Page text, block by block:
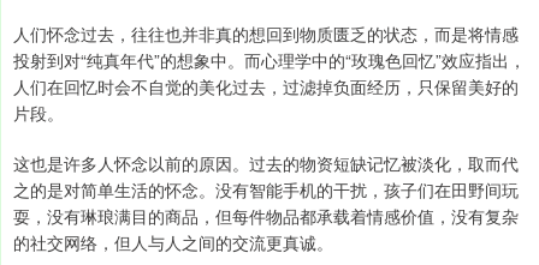
人们怀念过去，往往也并非真的想回到物质匮乏的状态，而是将情感
投射到对“纯真年代”的想象中。而心理学中的“玫瑰色回忆”效应指出，
人们在回忆时会不自觉的美化过去，过滤掉负面经历，只保留美好的
片段。
这也是许多人怀念以前的原因。过去的物资短缺记忆被淡化，取而代
之的是对简单生活的怀念。没有智能手机的干扰，孩子们在田野间玩
耍，没有琳琅满目的商品，但每件物品都承载着情感价值，没有复杂
的社交网络，但人与人之间的交流更真诚。